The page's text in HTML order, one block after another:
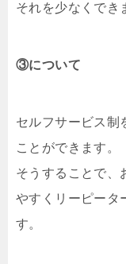
それを少なくでき
③について
セルフサービス制
ことができます。
そうすることで、
やすくリーピータ
す。